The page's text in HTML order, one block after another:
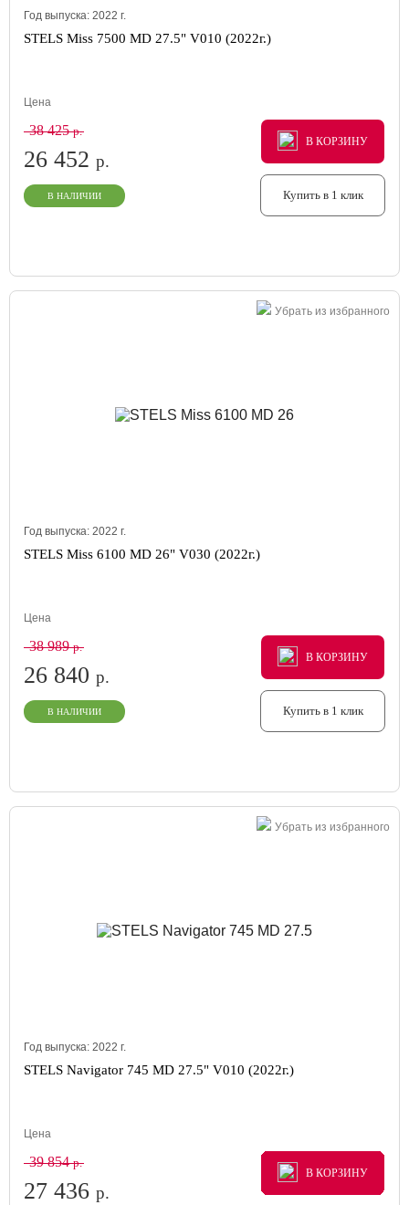
Год выпуска: 2022 г.
STELS Miss 7500 MD 27.5" V010 (2022г.)
Цена
38 425р.
26 452 р.
В НАЛИЧИИ
В КОРЗИНУ
В КОРЗИНУ
В КОРЗИНУ
Купить в 1 клик
Убрать из избранного
Год выпуска: 2022 г.
STELS Miss 6100 MD 26" V030 (2022г.)
Цена
38 989р.
26 840 р.
В НАЛИЧИИ
В КОРЗИНУ
В КОРЗИНУ
В КОРЗИНУ
Купить в 1 клик
Убрать из избранного
Год выпуска: 2022 г.
STELS Navigator 745 MD 27.5" V010 (2022г.)
Цена
39 854р.
27 436 р.
В КОРЗИНУ
В КОРЗИНУ
В КОРЗИНУ